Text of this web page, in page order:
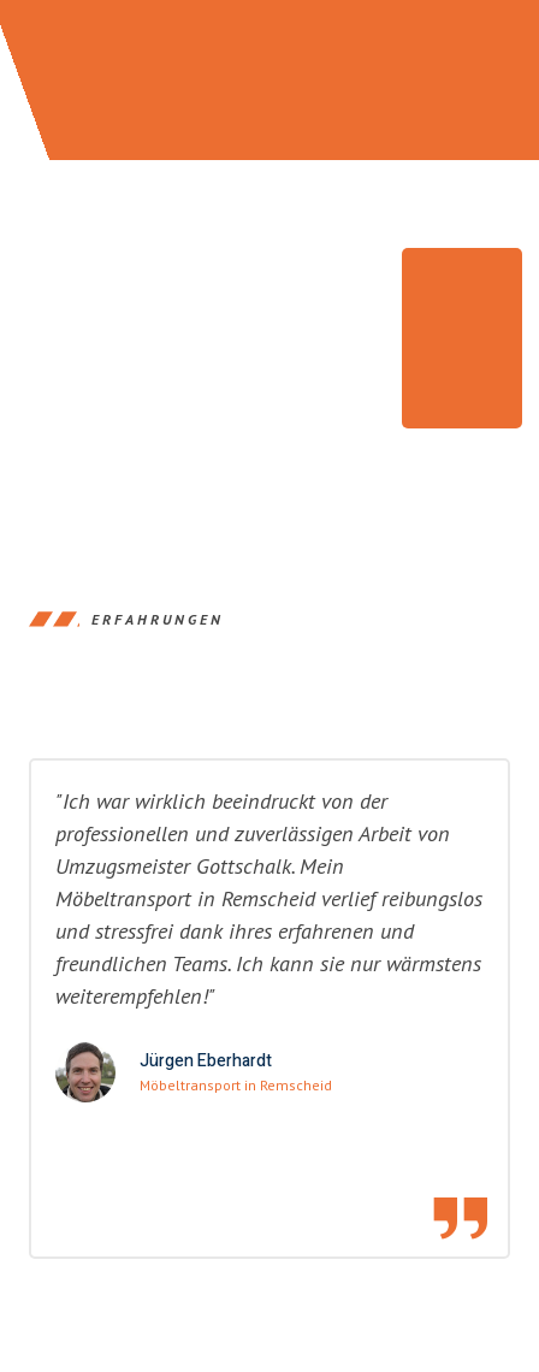
ERFAHRUNGEN
"Ich war wirklich beeindruckt von der
professionellen und zuverlässigen Arbeit von
Umzugsmeister Gottschalk. Mein
Möbeltransport in Remscheid verlief reibungslos
und stressfrei dank ihres erfahrenen und
freundlichen Teams. Ich kann sie nur wärmstens
weiterempfehlen!"
Jürgen Eberhardt
Möbeltransport in Remscheid